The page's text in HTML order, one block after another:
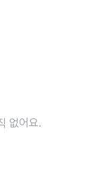
없어요.